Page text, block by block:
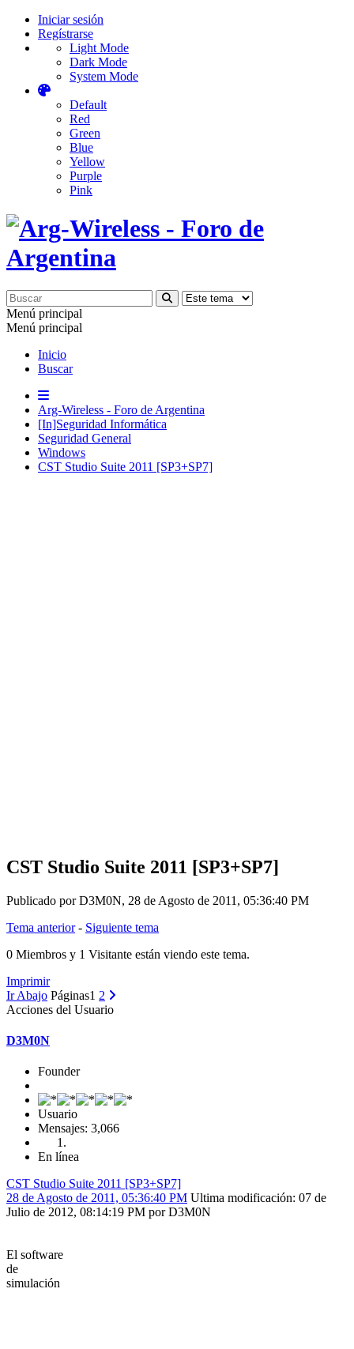
Iniciar sesión
Regístrarse
Light Mode
Dark Mode
System Mode
Default
Red
Green
Blue
Yellow
Purple
Pink
Menú principal
Menú principal
Inicio
Buscar
Arg-Wireless - Foro de Argentina
[In]Seguridad Informática
Seguridad General
Windows
CST Studio Suite 2011 [SP3+SP7]
CST Studio Suite 2011 [SP3+SP7]
Publicado por D3M0N, 28 de Agosto de 2011, 05:36:40 PM
Tema anterior- Siguiente tema
0 Miembros y 1 Visitante están viendo este tema.
Imprimir
Ir Abajo Páginas1 2
Acciones del Usuario
D3M0N
Founder
Usuario
Mensajes: 3,066
En línea
CST Studio Suite 2011 [SP3+SP7]
28 de Agosto de 2011, 05:36:40 PM Ultima modificación: 07 de
Julio de 2012, 08:14:19 PM por D3M0N
El software
de
simulación